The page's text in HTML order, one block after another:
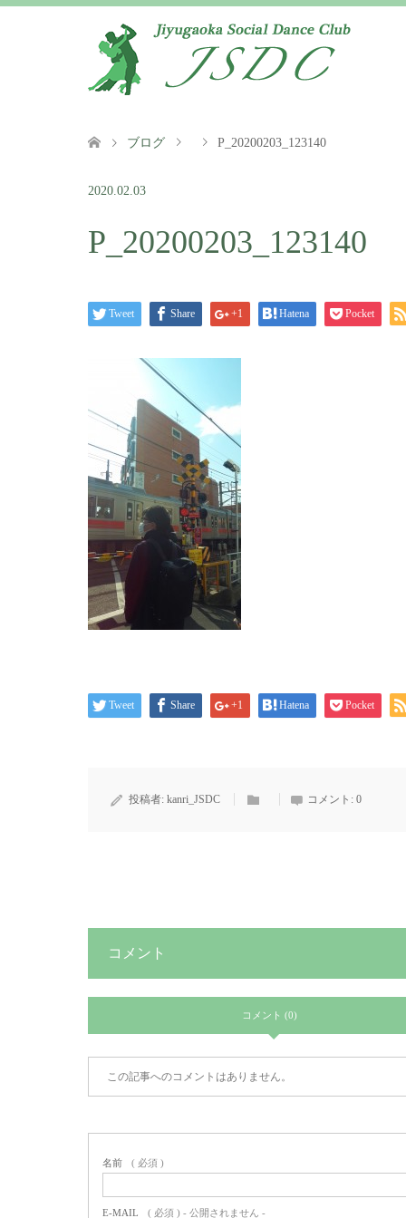
ブログ P_20200203_123140
2020.02.03
P_20200203_123140
Tweet Share +1 Hatena Pocket
Tweet Share +1 Hatena Pocket
投稿者: kanri_JSDC コメント: 0
コメント
コメント (0)
この記事へのコメントはありません。
名前 ( 必須 )
E-MAIL ( 必須 ) - 公開されません -